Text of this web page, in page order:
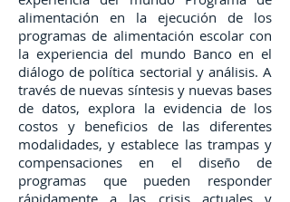
alimentación en la ejecución de los
programas de alimentación escolar con
la experiencia del mundo Banco en el
diálogo de política sectorial y análisis. A
través de nuevas síntesis y nuevas bases
de datos, explora la evidencia de los
costos y beneficios de las diferentes
modalidades, y establece las trampas y
compensaciones en el diseño de
programas que pueden responder
rápidamente a las crisis actuales y